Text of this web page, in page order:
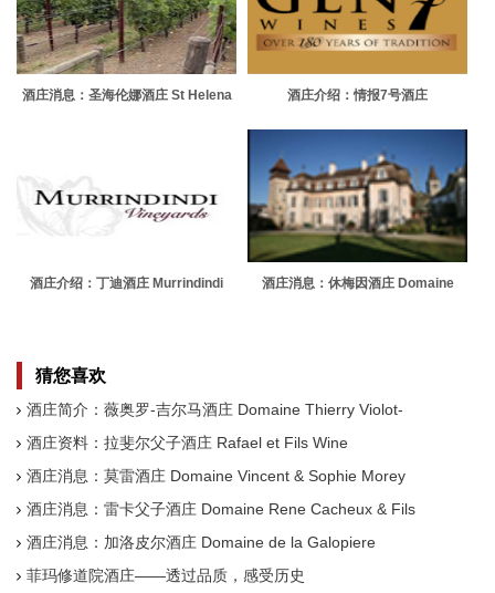
酒庄消息：圣海伦娜酒庄 St Helena
酒庄介绍：情报7号酒庄
酒庄介绍：丁迪酒庄 Murrindindi
酒庄消息：休梅因酒庄 Domaine
猜您喜欢
酒庄简介：薇奥罗-吉尔马酒庄 Domaine Thierry Violot-
酒庄资料：拉斐尔父子酒庄 Rafael et Fils Wine
酒庄消息：莫雷酒庄 Domaine Vincent & Sophie Morey
酒庄消息：雷卡父子酒庄 Domaine Rene Cacheux & Fils
酒庄消息：加洛皮尔酒庄 Domaine de la Galopiere
菲玛修道院酒庄——透过品质，感受历史